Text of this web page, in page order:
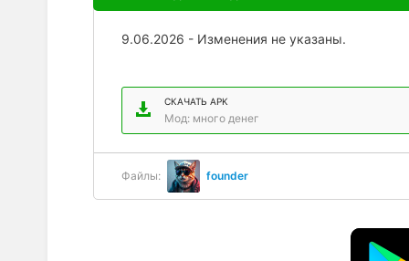
9.06.2026 - Изменения не указаны.
СКАЧАТЬ APK
Мод: много денег
Файлы: founder